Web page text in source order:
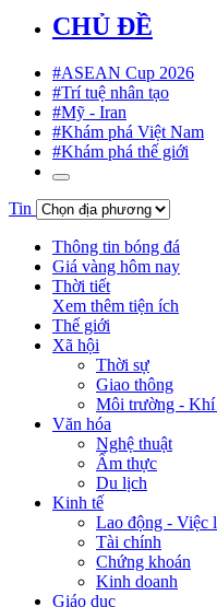
CHỦ ĐỀ
#ASEAN Cup 2026
#Trí tuệ nhân tạo
#Mỹ - Iran
#Khám phá Việt Nam
#Khám phá thế giới
Tin
Thông tin bóng đá
Giá vàng hôm nay
Thời tiết
Xem thêm tiện ích
Thế giới
Xã hội
Thời sự
Giao thông
Môi trường - Khí
Văn hóa
Nghệ thuật
Ẩm thực
Du lịch
Kinh tế
Lao động - Việc
Tài chính
Chứng khoán
Kinh doanh
Giáo dục